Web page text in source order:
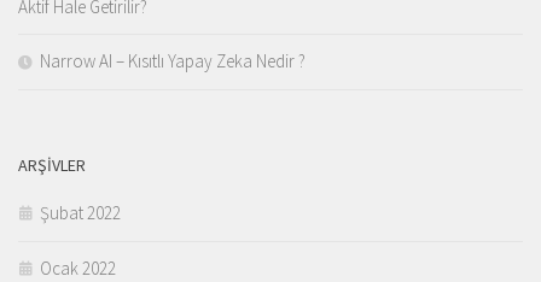
Aktif Hale Getirilir?
Narrow AI – Kısıtlı Yapay Zeka Nedir ?
ARŞIVLER
Şubat 2022
Ocak 2022